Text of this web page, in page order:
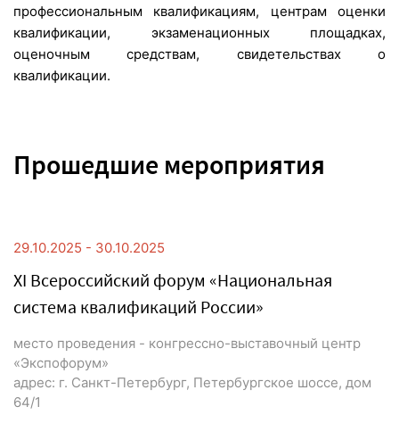
профессиональным квалификациям, центрам оценки
квалификации, экзаменационных площадках,
оценочным средствам, свидетельствах о
квалификации.
Прошедшие мероприятия
29.10.2025 - 30.10.2025
XI Всероссийский форум «Национальная
система квалификаций России»
место проведения - конгрессно-выставочный центр
«Экспофорум»
адрес: г. Санкт-Петербург, Петербургское шоссе, дом
64/1